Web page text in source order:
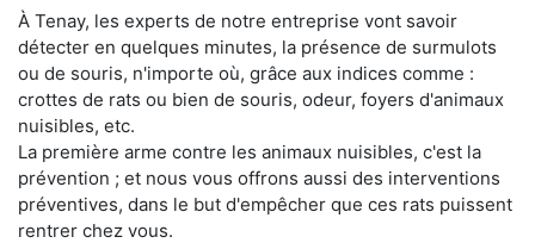
À Tenay, les experts de notre entreprise vont savoir
détecter en quelques minutes, la présence de surmulots
ou de souris, n'importe où, grâce aux indices comme :
crottes de rats ou bien de souris, odeur, foyers d'animaux
nuisibles, etc.
La première arme contre les animaux nuisibles, c'est la
prévention ; et nous vous offrons aussi des interventions
préventives, dans le but d'empêcher que ces rats puissent
rentrer chez vous.